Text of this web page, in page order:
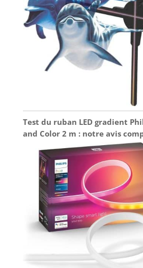
Test du ruban LED gradient
and Color 2 m : notre avis